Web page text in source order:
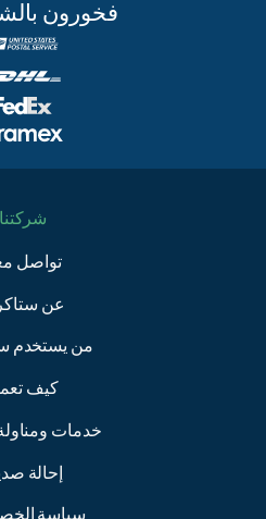
فخورون
شركتنا
تواصل
عن
من يستخدم
كيف
خدمات
إحالة
سياسة